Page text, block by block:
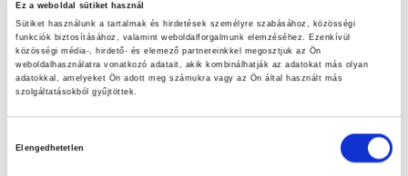
Ez a weboldal sütiket használ
Sütiket használunk a tartalmak és hirdetések személyre szabásához, közösségi
funkciók biztosításához, valamint weboldalforgalmunk elemzéséhez. Ezenkívül
közösségi média-, hirdető- és elemező partnereinkkel megosztjuk az Ön
weboldalhasználatra vonatkozó adatait, akik kombinálhatják az adatokat más olyan
adatokkal, amelyeket Ön adott meg számukra vagy az Ön által használt más
szolgáltatásokból gyűjtöttek.
Elengedhetetlen
Vegyes